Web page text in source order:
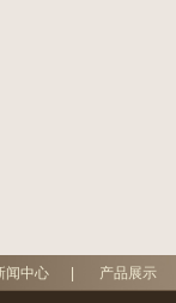
闻中心 产品展示